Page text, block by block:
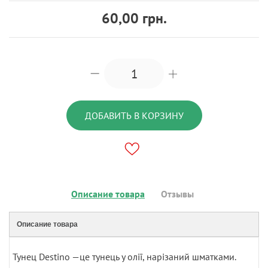
60,00 грн.
ДОБАВИТЬ В КОРЗИНУ
Описание товара Отзывы
Описание товара
Тунец Destino —це тунець у олії, нарізаний шматками.